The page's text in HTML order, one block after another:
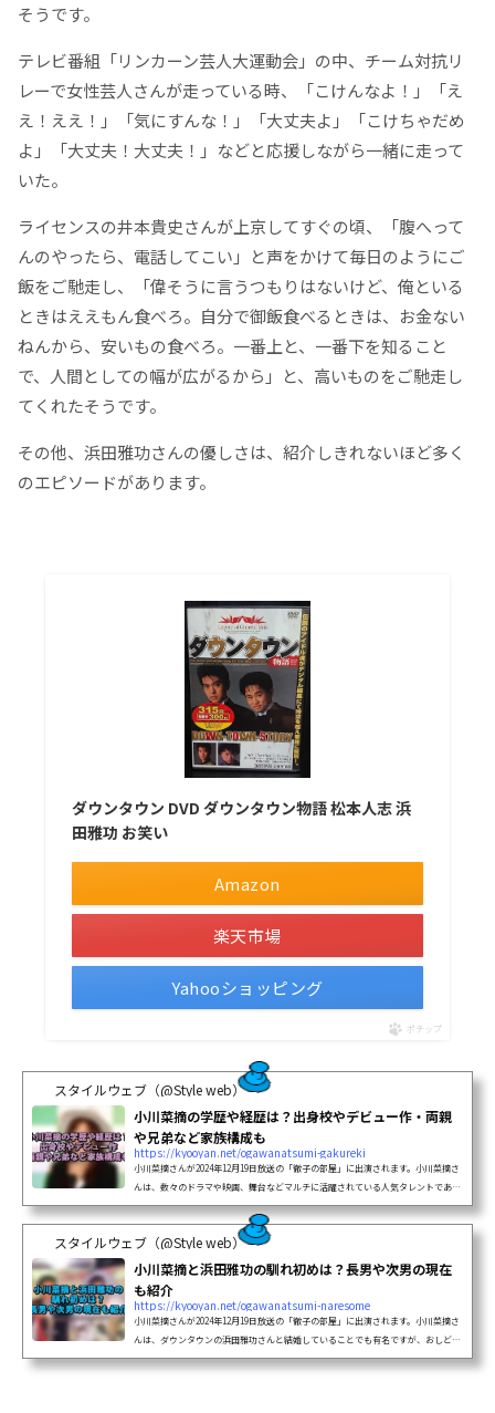
そうです。
テレビ番組「リンカーン芸人大運動会」の中、チーム対抗リ
レーで女性芸人さんが走っている時、「こけんなよ！」「え
え！ええ！」「気にすんな！」「大丈夫よ」「こけちゃだめ
よ」「大丈夫！大丈夫！」などと応援しながら一緒に走って
いた。
ライセンスの井本貴史さんが上京してすぐの頃、「腹へって
んのやったら、電話してこい」と声をかけて毎日のようにご
飯をご馳走し、「偉そうに言うつもりはないけど、俺といる
ときはええもん食べろ。自分で御飯食べるときは、お金ない
ねんから、安いもの食べろ。一番上と、一番下を知ること
で、人間としての幅が広がるから」と、高いものをご馳走し
てくれたそうです。
その他、浜田雅功さんの優しさは、紹介しきれないほど多く
のエピソードがあります。
ダウンタウン DVD ダウンタウン物語 松本人志 浜
田雅功 お笑い
Amazon
楽天市場
Yahooショッピング
ポチップ
スタイルウェブ（@Style web）
小川菜摘の学歴や経歴は？出身校やデビュー作・両親
や兄弟など家族構成も
https://kyooyan.net/ogawanatsumi-gakureki
小川菜摘さんが2024年12月19日放送の「徹子の部屋」に出演されます。小川菜摘さ
んは、数々のドラマや映画、舞台などマルチに活躍されている人気タレントであ
り、浜田雅功さんの奥様としてもよく知られていますね。今回は、小川菜摘さんの
学歴や経歴、出身校、芸能界デビューのきっかけ、そして家族について調査しまし
た...
スタイルウェブ（@Style web）
小川菜摘と浜田雅功の馴れ初めは？長男や次男の現在
も紹介
https://kyooyan.net/ogawanatsumi-naresome
小川菜摘さんが2024年12月19日放送の「徹子の部屋」に出演されます。小川菜摘さ
んは、ダウンタウンの浜田雅功さんと結婚していることでも有名ですが、おしどり
夫婦として今年で結婚35周年を迎えました。今回は、小川菜摘さんと浜田雅功さん